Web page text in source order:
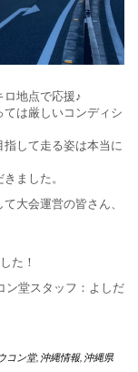
地点で応援♪
は厳しいコンディシ
して走る姿は本当に
ました。
大会運営の皆さん、
た！
ン堂スタッフ：よしだ
コン堂, 沖縄情報, 沖縄県